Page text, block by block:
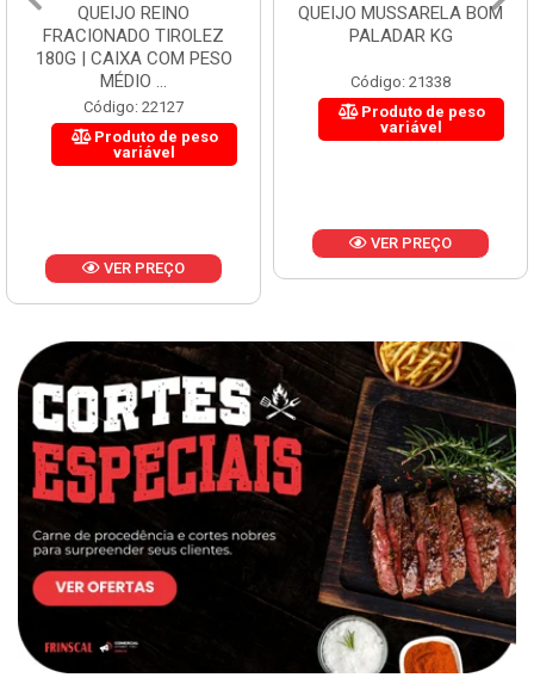
QUEIJO REINO
FRACIONADO TIROLEZ
180G | CAIXA COM PESO
MÉDIO ...
Código: 22127
Produto de peso
variável
VER PREÇO
QUEIJO MUSSARELA BOM
PALADAR KG
Código: 21338
Produto de peso
variável
VER PREÇO